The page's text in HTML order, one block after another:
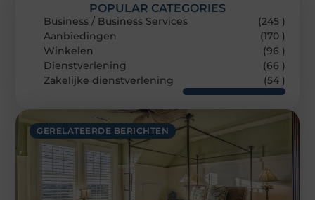
GERELATEERDE BERICHTEN
POPULAR CATEGORIES
Business / Business Services
(245 )
Aanbiedingen
(170 )
Winkelen
(96 )
Dienstverlening
(66 )
Zakelijke dienstverlening
(54 )